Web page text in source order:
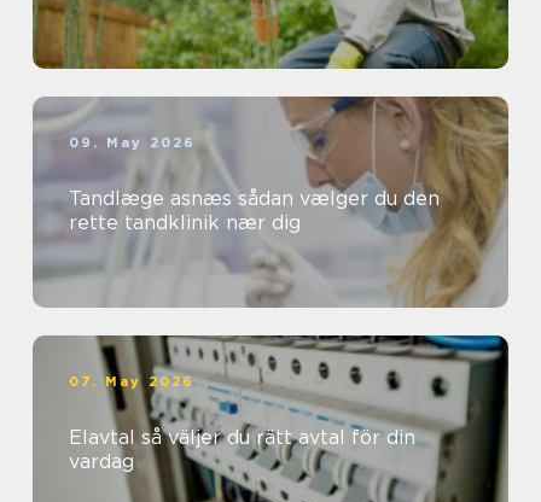
09. May 2026
Tandlæge asnæs sådan vælger du den
rette tandklinik nær dig
07. May 2026
Elavtal så väljer du rätt avtal för din
vardag